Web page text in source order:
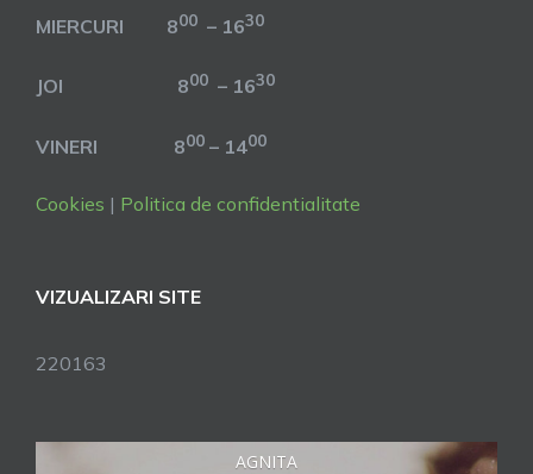
MIERCURI 800 – 1630
JOI 800 – 1630
VINERI 800 – 1400
Cookies | Politica de confidentialitate
VIZUALIZARI SITE
220163
AGNITA